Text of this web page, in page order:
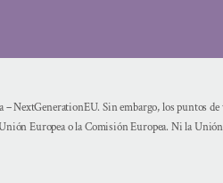
– NextGenerationEU. Sin embargo, los puntos
Unión Europea o la Comisión Europea. Ni la